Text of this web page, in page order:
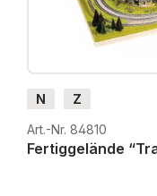
N
Z
Art.-Nr. 84810